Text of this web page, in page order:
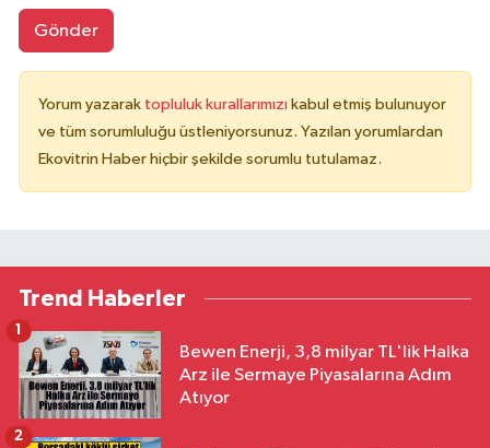
Gönder
Yorum yazarak topluluk kurallarımızı kabul etmiş bulunuyor
ve tüm sorumluluğu üstleniyorsunuz. Yazılan yorumlardan
Ekovitrin Haber hiçbir şekilde sorumlu tutulamaz.
Trend Haberler
Bewen Enerji, 3,8 milyar TL'lik Halka
Arz ile Sermaye Piyasalarına Adım
Atıyor
1
2